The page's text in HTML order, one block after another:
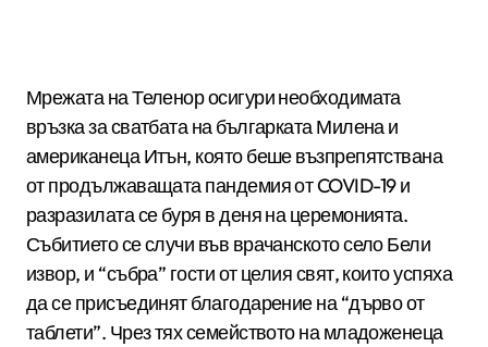
Мрежата на Теленор осигури необходимата
връзка за сватбата на българката Милена и
американеца Итън, която беше възпрепятствана
от продължаващата пандемия от COVID-19 и
разразилата се буря в деня на церемонията.
Събитието се случи във врачанското село Бели
извор, и “събра” гости от целия свят, които успяха
да се присъединят благодарение на “дърво от
таблети”. Чрез тях семейството на младоженеца